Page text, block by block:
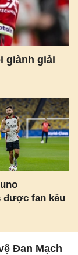
giành giải
được fan kêu
Đan Mạch